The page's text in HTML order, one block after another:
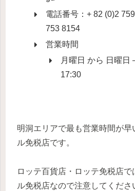
電話番号：+ 82 (0)2
753 8154
営業時間
月曜日 から 日曜日
17:30
明洞エリアで最も営業時間が早
ル免税店です。
ロッテ百貨店・ロッテ免税店
ル免税店なので注意してくだ